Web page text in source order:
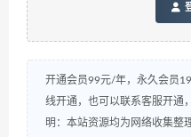
开通会员99元/年，永久会员
线开通，也可以联系客服开通
明：本站资源均为网络收集整